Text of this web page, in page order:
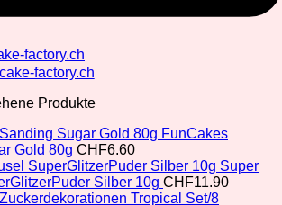
factory.ch
factory.ch
Produkte
FunCakes
Gold 80g CHF6.60
Super
Silber 10g CHF11.90